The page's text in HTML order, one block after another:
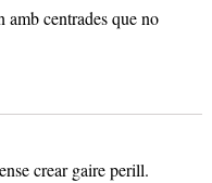
amb centrades que no
crear gaire perill.